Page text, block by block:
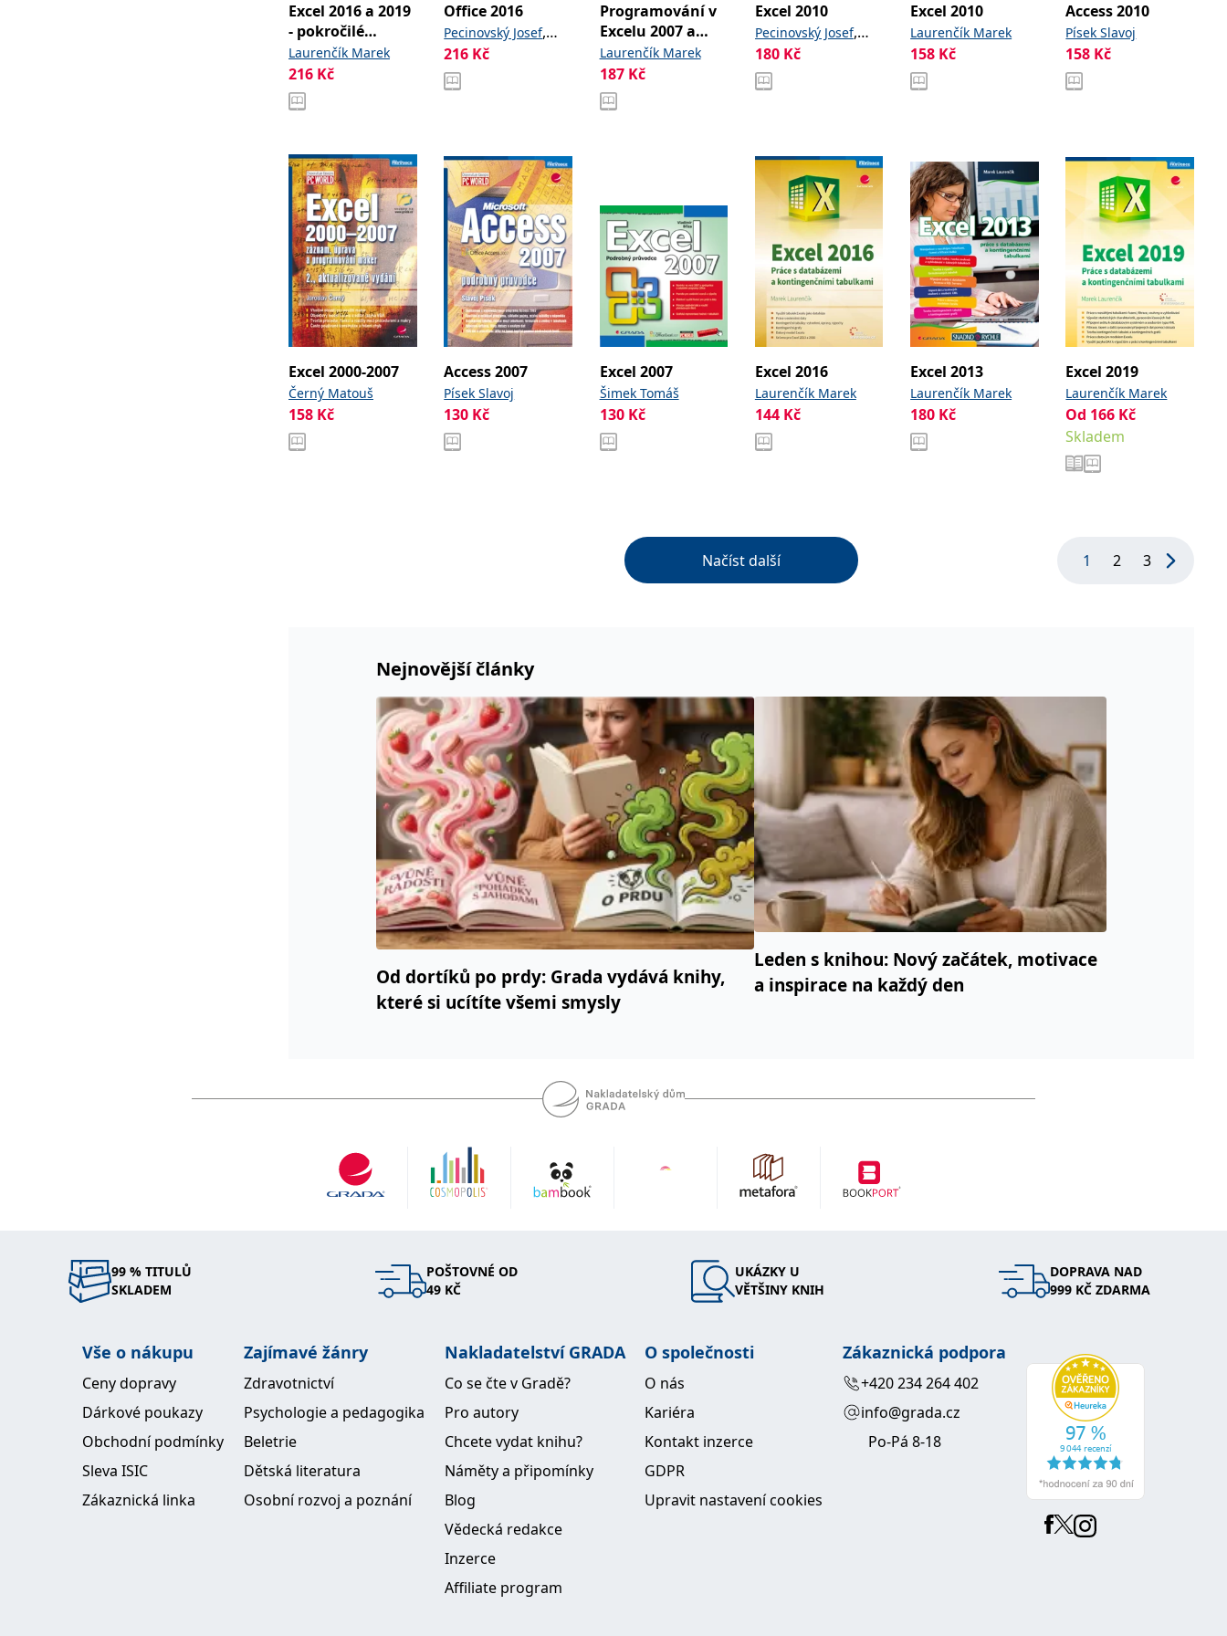
Excel 2016 a 2019
- pokročilé
nástroje
Laurenčík Marek
216 Kč
Office 2016
Pecinovský Josef,
Pecinovský Rudolf
216 Kč
Programování v
Excelu 2007 a
2010
Laurenčík Marek
187 Kč
Excel 2010
Pecinovský Josef,
Pecinovský Rudolf
180 Kč
Excel 2010
Laurenčík Marek
158 Kč
Access 2010
Písek Slavoj
158 Kč
Excel 2000-2007
Černý Matouš
158 Kč
Access 2007
Písek Slavoj
130 Kč
Excel 2007
Šimek Tomáš
130 Kč
Excel 2016
Laurenčík Marek
144 Kč
Excel 2013
Laurenčík Marek
180 Kč
Excel 2019
Laurenčík Marek
Od 166 Kč
Skladem
Načíst další 1 2 3
Nejnovější články
Od dortíků po prdy: Grada vydává knihy,
které si ucítíte všemi smysly
Leden s knihou: Nový začátek, motivace
a inspirace na každý den
99 % TITULŮ
SKLADEM
POŠTOVNÉ OD
49 KČ
UKÁZKY U
VĚTŠINY KNIH
DOPRAVA NAD
999 KČ ZDARMA
Vše o nákupu
Ceny dopravy
Dárkové poukazy
Obchodní podmínky
Sleva ISIC
Zákaznická linka
Zajímavé žánry
Zdravotnictví
Psychologie a pedagogika
Beletrie
Dětská literatura
Osobní rozvoj a poznání
Nakladatelství GRADA
Co se čte v Gradě?
Pro autory
Chcete vydat knihu?
Náměty a připomínky
Blog
Vědecká redakce
Inzerce
Affiliate program
O společnosti
O nás
Kariéra
Kontakt inzerce
GDPR
Upravit nastavení cookies
Zákaznická podpora
+420 234 264 402
info@grada.cz
Po-Pá 8-18